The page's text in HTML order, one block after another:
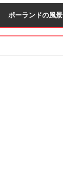
ポーランドの風景